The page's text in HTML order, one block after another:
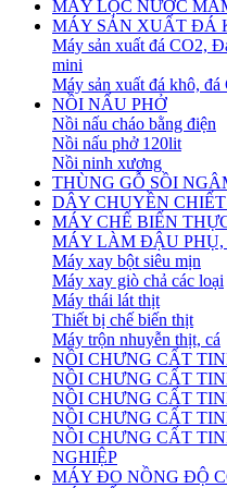
MÁY LỌC NƯỚC
MÁY SẢN XUẤT ĐÁ
Máy sản xuất đá CO2,
mini
Máy sản xuất đá khô,
NỒI NẤU PHỞ
Nồi nấu cháo bằng điện
Nồi nấu phở 120lit
Nồi ninh xương
THÙNG GỖ SỒI
DÂY CHUYỀN
MÁY CHẾ BIẾN
MÁY LÀM ĐẬU
Máy xay bột siêu mịn
Máy xay giò chả các loại
Máy thái lát thịt
Thiết bị chế biến thịt
Máy trộn nhuyễn thịt, cá
NỒI CHƯNG CẤT
NỒI CHƯNG CẤT
NỒI CHƯNG CẤT
NỒI CHƯNG CẤT
NỒI CHƯNG CẤT
NGHIỆP
MÁY ĐO NỒNG ĐỘ